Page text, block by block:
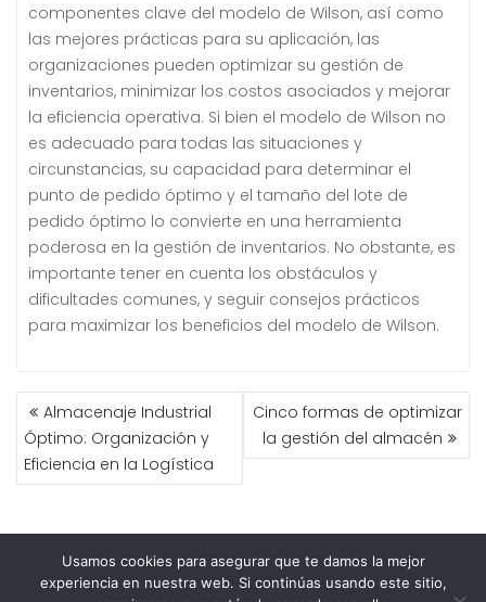
componentes clave del modelo de Wilson, así como
las mejores prácticas para su aplicación, las
organizaciones pueden optimizar su gestión de
inventarios, minimizar los costos asociados y mejorar
la eficiencia operativa. Si bien el modelo de Wilson no
es adecuado para todas las situaciones y
circunstancias, su capacidad para determinar el
punto de pedido óptimo y el tamaño del lote de
pedido óptimo lo convierte en una herramienta
poderosa en la gestión de inventarios. No obstante, es
importante tener en cuenta los obstáculos y
dificultades comunes, y seguir consejos prácticos
para maximizar los beneficios del modelo de Wilson.
Almacenaje Industrial
Óptimo: Organización y
Eficiencia en la Logística
Cinco formas de optimizar
la gestión del almacén
ESTANOCASION ® Todos los derechos reservados 2022 |
Usamos cookies para asegurar que te damos la mejor
experiencia en nuestra web. Si continúas usando este sitio,